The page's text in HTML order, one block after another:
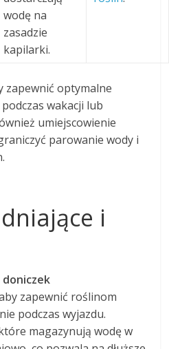
wodę na
zasadzie
kapilarki.
zapewnić optymalne
wakacji lub
umiejscowienie
parowanie wody i
i
doniczek
zapewnić roślinom
podczas wyjazdu.
magazynują wodę w